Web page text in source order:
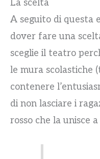
La scelta
A seguito di questa
dover fare una
sceglie il teatro
le mura scolastiche
contenere
di non lasciare i
rosso che la unisce